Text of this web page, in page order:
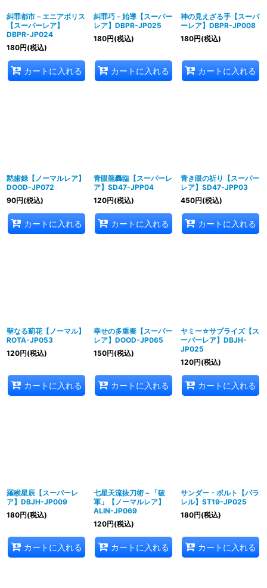
糾罪都市－エニアポリス
【スーパーレア】
DBPR-JP024
180円(税込)
カートに入れる
糾罪巧－始導【スーパー
レア】DBPR-JP025
180円(税込)
カートに入れる
神の見えざる手【スーパ
ーレア】DBPR-JP008
180円(税込)
カートに入れる
黙歯録【ノーマルレア】
DOOD-JP072
90円(税込)
カートに入れる
青眼龍轟臨【スーパーレ
ア】SD47-JPP04
120円(税込)
カートに入れる
青き眼の祈り【スーパー
レア】SD47-JPP03
450円(税込)
カートに入れる
聖なる薊花【ノーマル】
ROTA-JP053
120円(税込)
カートに入れる
幸せの多重奏【スーパー
レア】DOOD-JP065
150円(税込)
カートに入れる
ヤミー☆サプライズ【ス
ーパーレア】DBJH-
JP025
120円(税込)
カートに入れる
羅睺星辰【スーパーレ
ア】DBJH-JP009
180円(税込)
カートに入れる
七星天流抜刀術－「破
軍」【ノーマルレア】
ALIN-JP069
120円(税込)
カートに入れる
サンダー・ボルト【パラ
レル】ST19-JP025
180円(税込)
カートに入れる